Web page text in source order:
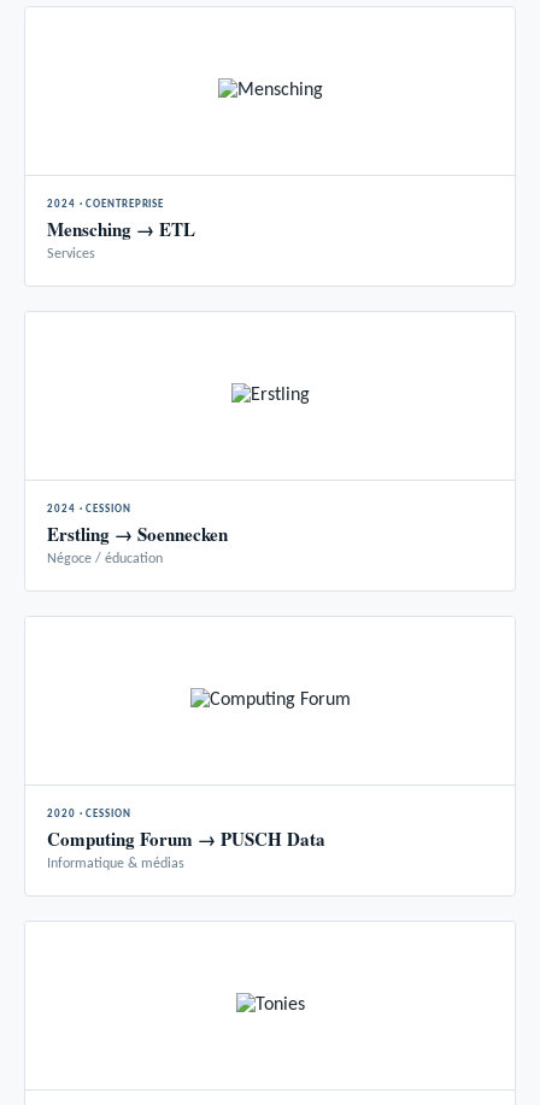
2024 · COENTREPRISE
Mensching → ETL
Services
2024 · CESSION
Erstling → Soennecken
Négoce / éducation
2020 · CESSION
Computing Forum → PUSCH Data
Informatique & médias